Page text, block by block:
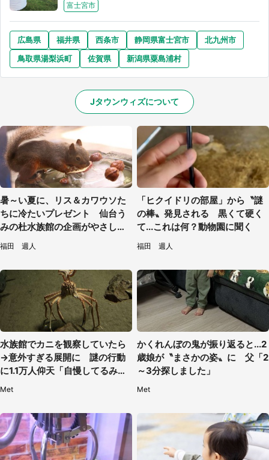
富士宮市
広島県 福井県 西条市 静岡県富士宮市
北九州市
鳥取県湯梨浜町
佐賀県 新潟県粟島浦村
Jタウンウィズについて
暑～い夏に、リス＆カワウソた
ちに冷たいプレゼント 仙台う
みの杜水族館の企画がやさしい
【7／31～8／23】
福田 週人
「ヒクイドリの部屋」から〝謎
の棒〟発見される 黒くて硬く
て...これは何？動物園に聞く
福田 週人
水族館でカニを観察していたら
→意外すぎる展開に 謎の行動
に1.1万人仰天「自慢してるみた
い」
Met
かくれんぼの鬼が振り返ると...2
歳娘が〝まさかの姿〟に 父「2
～3分探しました」
Met